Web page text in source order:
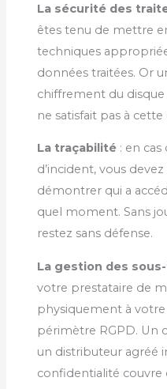
La sécurité des
êtes tenu de mettre
techniques
données traitées. Or
chiffrement du disque
ne satisfait pas à
La traçabilité : en
d’incident, vous
démontrer qui a
quel moment. Sans
restez sans défense.
La gestion des
votre prestataire de
physiquement à
périmètre RGPD. Un
un distributeur agréé
confidentialité couvre